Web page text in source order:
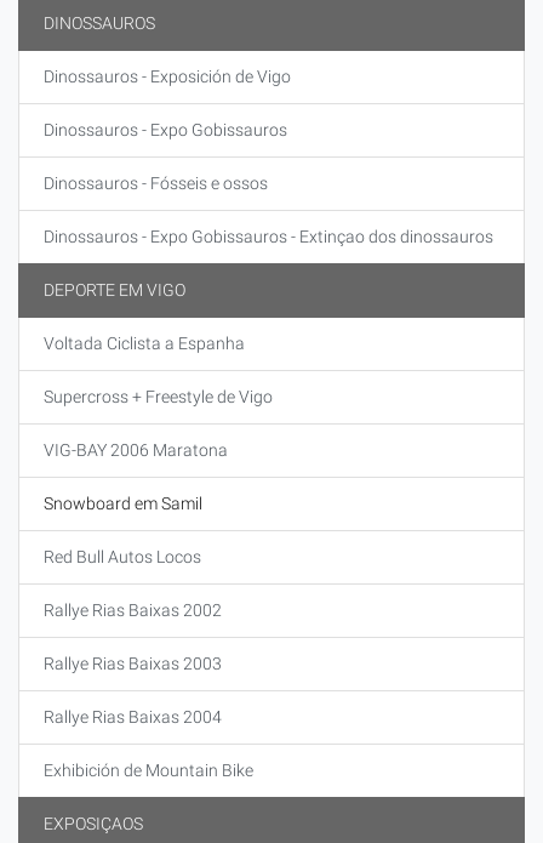
DINOSSAUROS
Dinossauros - Exposición de Vigo
Dinossauros - Expo Gobissauros
Dinossauros - Fósseis e ossos
Dinossauros - Expo Gobissauros - Extinçao dos dinossauros
DEPORTE EM VIGO
Voltada Ciclista a Espanha
Supercross + Freestyle de Vigo
VIG-BAY 2006 Maratona
Snowboard em Samil
Red Bull Autos Locos
Rallye Rias Baixas 2002
Rallye Rias Baixas 2003
Rallye Rias Baixas 2004
Exhibición de Mountain Bike
EXPOSIÇAOS